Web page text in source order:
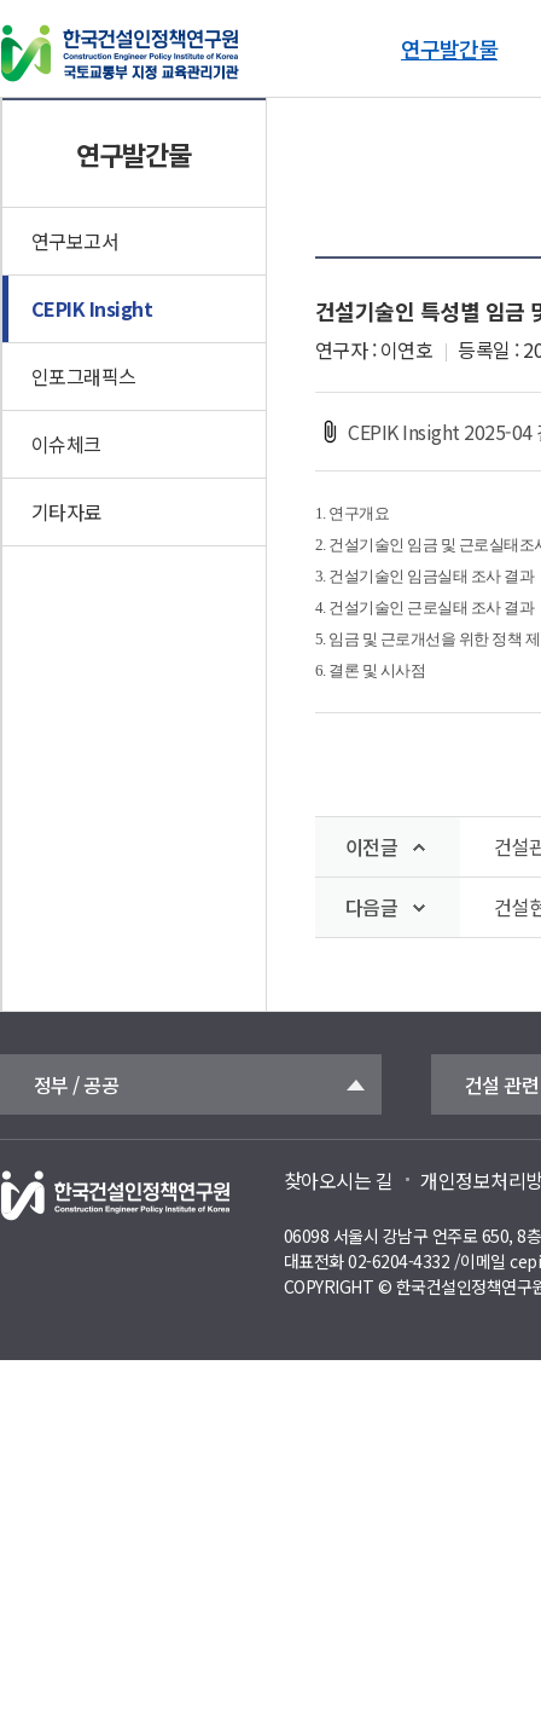
연구발간물
연구보고서
이슈체크
기타자료
연구발간물
연구보고서
CEPIK Insight
인포그래픽스
이슈체크
기타자료
건설기술인 특성별 임금
연구자 : 이연호 등록일 :
CEPIK Insight 2025-04
1. 연구개요
2. 건설기술인 임금 및 근로실태조
3. 건설기술인 임금실태 조사 결과
4. 건설기술인 근로실태 조사 결과
5. 임금 및 근로개선을 위한 정책
6. 결론 및 시사점
이전글 건설
다음글 건설
정부 / 공공 건설 관
찾아오시는 길 개인정보처리
06098 서울시 강남구 언주로 650, 8
대표전화 02-6204-4332 /이메일
COPYRIGHT © 한국건설인정책연구